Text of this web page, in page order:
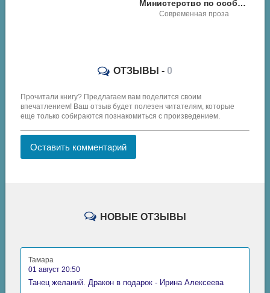
Министерство по особым делам - Натан Энгландер
Современная проза
ОТЗЫВЫ - 0
Прочитали книгу? Предлагаем вам поделится своим
впечатлением! Ваш отзыв будет полезен читателям, которые
еще только собираются познакомиться с произведением.
Оставить комментарий
НОВЫЕ ОТЗЫВЫ
Тамара
01 август 20:50
Танец желаний. Дракон в подарок - Ирина Алексеева